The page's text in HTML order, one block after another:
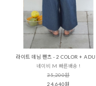
라이트 데님 팬츠 - 2 COLOR +
네이비 M 빠른배송 !
35,200원
24,640원